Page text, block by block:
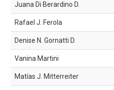
Juana Di Berardino D.
Rafael J. Ferola
Denise N. Gornatti D.
Vanina Martini
Matías J. Mitterreiter